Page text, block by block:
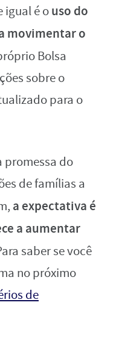
igual é ouso do
movimentar o
Bolsa
sobre o
para o
promessa do
de famílias a
a expectativa é
a aumentar
saber se você
no próximo
de